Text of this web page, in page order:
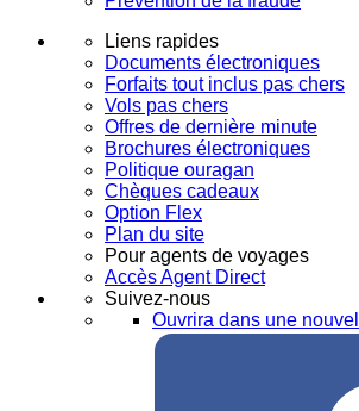
Liens rapides
Documents électroniques
Forfaits tout inclus pas chers
Vols pas chers
Offres de dernière minute
Brochures électroniques
Politique ouragan
Chèques cadeaux
Option Flex
Plan du site
Pour agents de voyages
Accès Agent Direct
Suivez-nous
Ouvrira dans une